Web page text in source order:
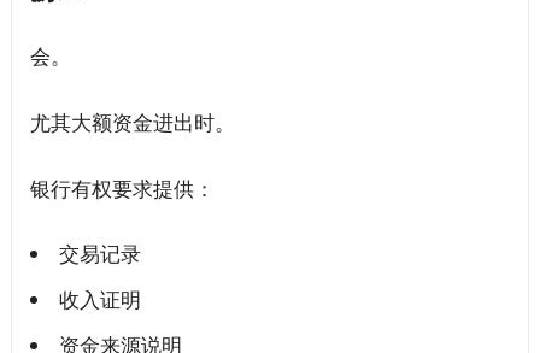
会。
尤其大额资金进出时。
银行有权要求提供：
交易记录
收入证明
资金来源说明